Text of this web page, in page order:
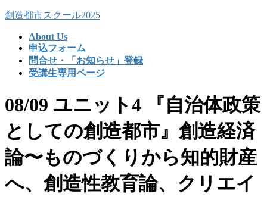
コ
キ
ッ
プ
ナ
に
移
動
創造都市スクール2025
About Us
申込フォーム
問合せ・「お知らせ」登録
受講生専用ページ
08/09 ユニット4 『自治体政策
としての創造都市』創造経済
論〜ものづくりから知的財産
へ、創造性教育論、クリエイ